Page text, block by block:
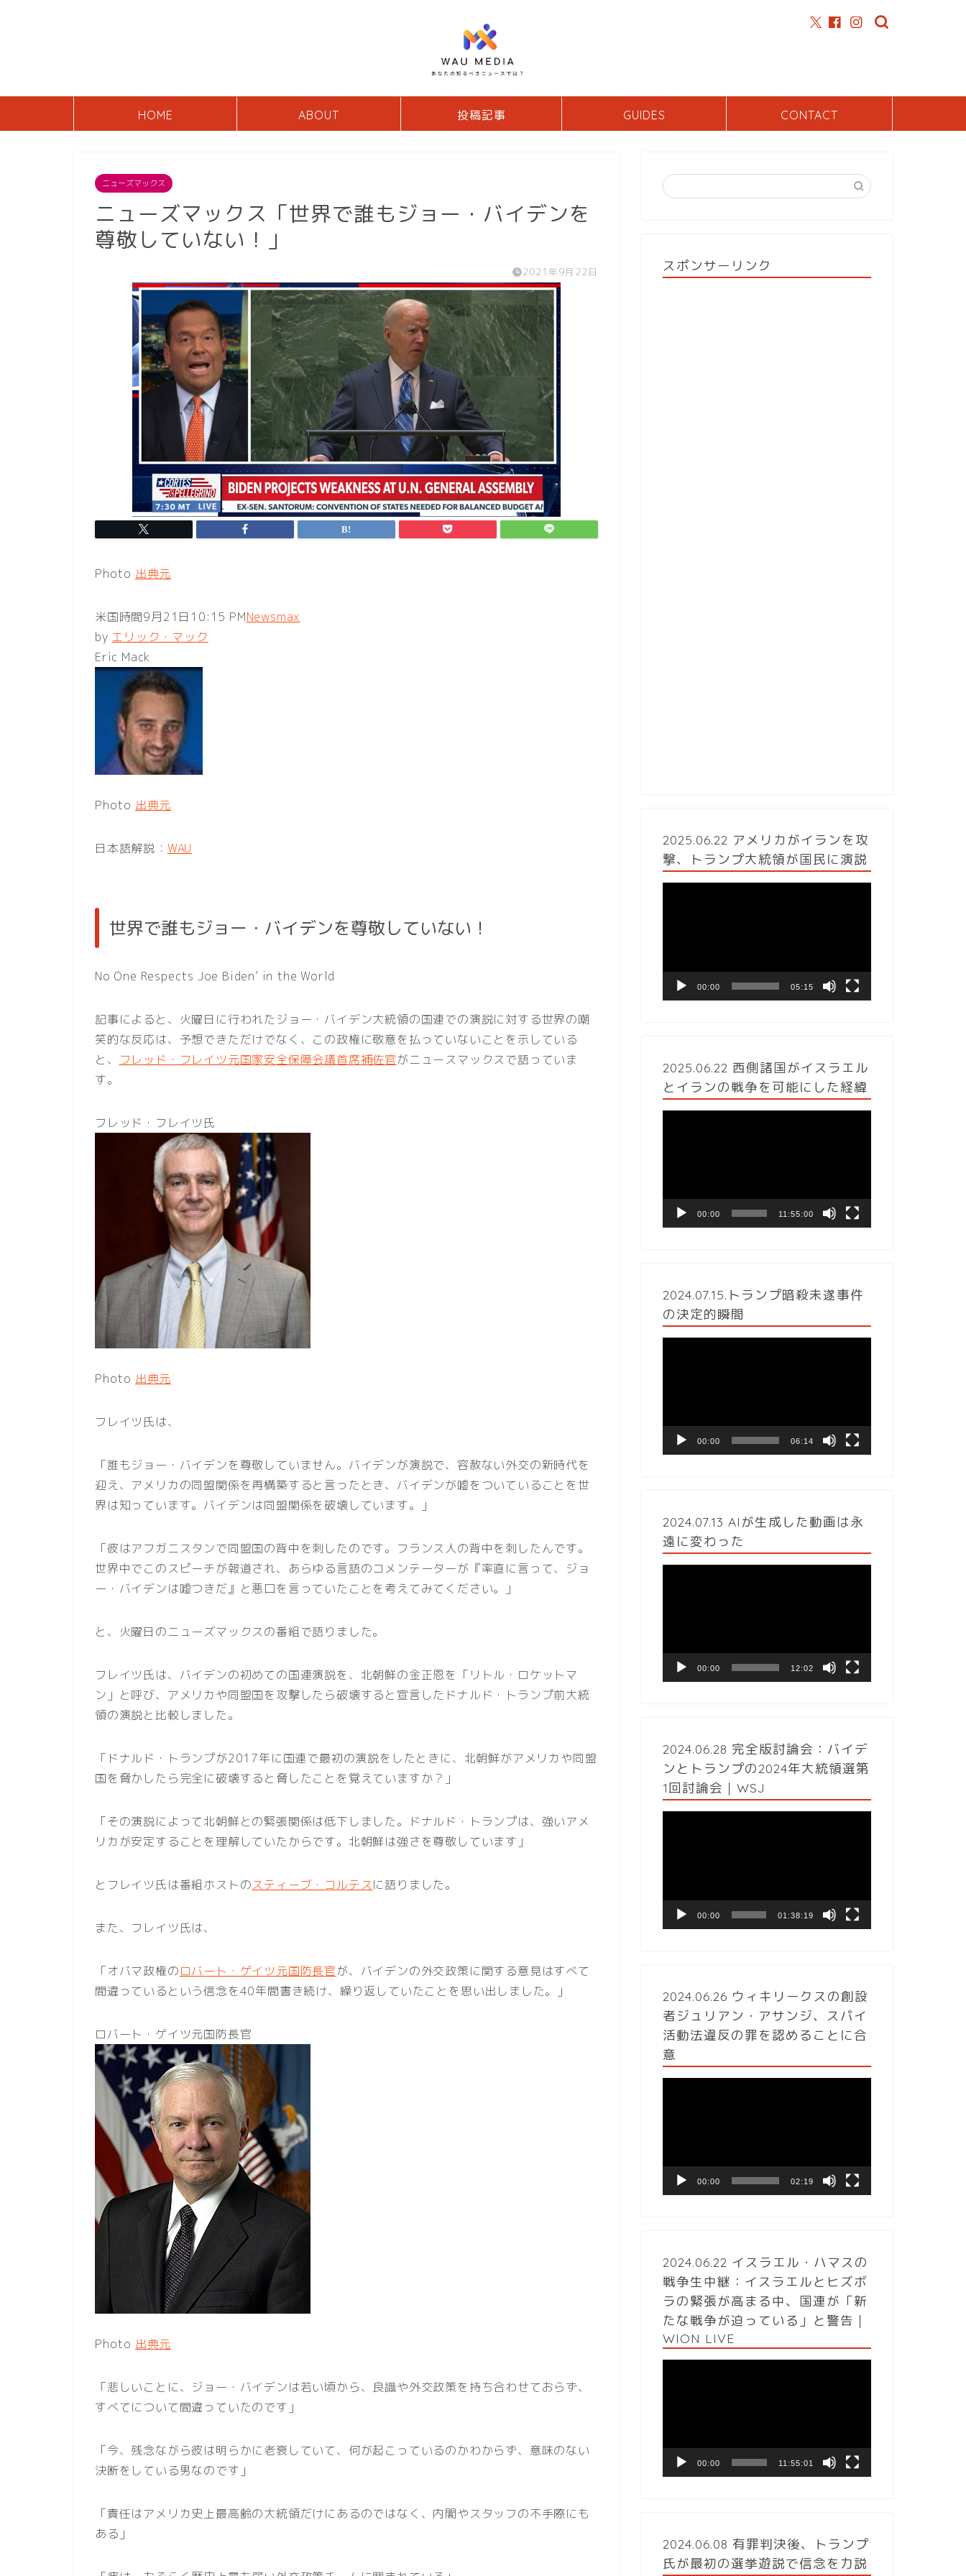
HOME ABOUT 投稿記事 GUIDES CONTACT
ニューズマックス
ニューズマックス「世界で誰もジョー・バイデンを
尊敬していない！」
2021年9月22日
Photo 出典元
米国時間9月21日10:15 PMNewsmax
by エリック・マック
Eric Mack
Photo 出典元
日本語解説： WAU
世界で誰もジョー・バイデンを尊敬していない！
No One Respects Joe Biden’ in the World
記事によると、火曜日に行われたジョー・バイデン大統領の国連での演説に対する世界の嘲
笑的な反応は、予想できただけでなく、この政権に敬意を払っていないことを示している
と、
フレッド・フレイツ元国家安全保障会議首席補佐官がニュースマックスで語っていま
す。
フレッド・フレイツ氏
Photo 出典元
フレイツ氏は、
「誰もジョー・バイデンを尊敬していません。バイデンが演説で、容赦ない外交の新時代を
迎え、アメリカの同盟関係を再構築すると言ったとき、バイデンが嘘をついていることを世
界は知っています。バイデンは同盟関係を破壊しています。」
「彼はアフガニスタンで同盟国の背中を刺したのです。フランス人の背中を刺したんです。
世界中でこのスピーチが報道され、あらゆる言語のコメンテーターが『率直に言って、ジョ
ー・バイデンは嘘つきだ』と悪口を言っていたことを考えてみてください。」
と、火曜日のニューズマックスの番組で語りました。
フレイツ氏は、バイデンの初めての国連演説を、北朝鮮の金正恩を「リトル・ロケットマ
ン」と呼び、アメリカや同盟国を攻撃したら破壊すると宣言したドナルド・トランプ前大統
領の演説と比較しました。
「ドナルド・トランプが2017年に国連で最初の演説をしたときに、北朝鮮がアメリカや同盟
国を脅かしたら完全に破壊すると脅したことを覚えていますか？」
「その演説によって北朝鮮との緊張関係は低下しました。ドナルド・トランプは、強いアメ
リカが安定することを理解していたからです。北朝鮮は強さを尊敬しています」
とフレイツ氏は番組ホストのスティーブ・コルテスに語りました。
また、フレイツ氏は、
「オバマ政権のロバート・ゲイツ元国防長官が、バイデンの外交政策に関する意見はすべて
間違っているという信念を40年間書き続け、繰り返していたことを思い出しました。」
ロバート・ゲイツ元国防長官
Photo 出典元
「悲しいことに、ジョー・バイデンは若い頃から、良識や外交政策を持ち合わせておらず、
すべてについて間違っていたのです」
「今、残念ながら彼は明らかに老衰していて、何が起こっているのかわからず、意味のない
決断をしている男なのです」
「責任はアメリカ史上最高齢の大統領だけにあるのではなく、内閣やスタッフの不手際にも
ある」
スポンサーリンク
2025.06.22 アメリカがイランを攻
撃、トランプ大統領が国民に演説
ヤ
00:00 05:15
2025.06.22 西側諸国がイスラエル
とイランの戦争を可能にした経緯
ヤ
00:00 11:55:00
2024.07.15.トランプ暗殺未遂事件
の決定的瞬間
ヤ
00:00 06:14
2024.07.13 AIが生成した動画は永
遠に変わった
ヤ
00:00 12:02
2024.06.28 完全版討論会：バイデ
ンとトランプの2024年大統領選第
1回討論会｜WSJ
ヤ
00:00 01:38:19
2024.06.26 ウィキリークスの創設
者ジュリアン・アサンジ、スパイ
活動法違反の罪を認めることに合
意
ヤ
00:00 02:19
2024.06.22 イスラエル・ハマスの
戦争生中継：イスラエルとヒズボ
ラの緊張が高まる中、国連が「新
たな戦争が迫っている」と警告｜
WION LIVE
ヤ
00:00 11:55:01
2024.06.08 有罪判決後、トランプ
氏が最初の選挙遊説で信念を力説